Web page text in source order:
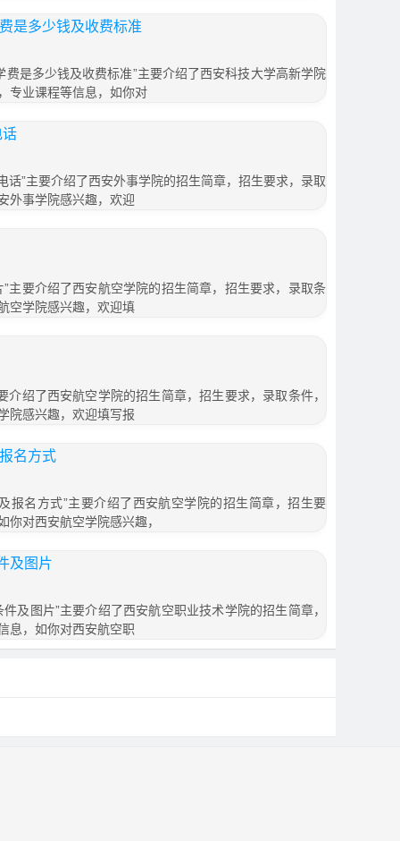
是多少钱及收费标准
是多少钱及收费标准”主要介绍了西安科技大学高新学院
专业课程等信息，如你对
话
话”主要介绍了西安外事学院的招生简章，招生要求，录取
外事学院感兴趣，欢迎
主要介绍了西安航空学院的招生简章，招生要求，录取条
空学院感兴趣，欢迎填
介绍了西安航空学院的招生简章，招生要求，录取条件，
院感兴趣，欢迎填写报
名方式
报名方式”主要介绍了西安航空学院的招生简章，招生要
你对西安航空学院感兴趣，
及图片
及图片”主要介绍了西安航空职业技术学院的招生简章，
息，如你对西安航空职